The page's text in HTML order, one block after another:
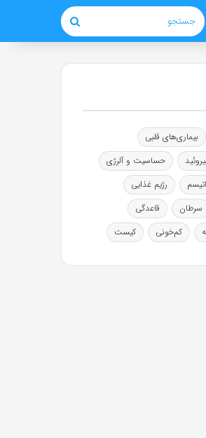
جستجو
بیماری‌های قلبی
حساسیت و آلرژی
رژیم غذایی
سرطان
قاعدگی
کم‌خونی کیست